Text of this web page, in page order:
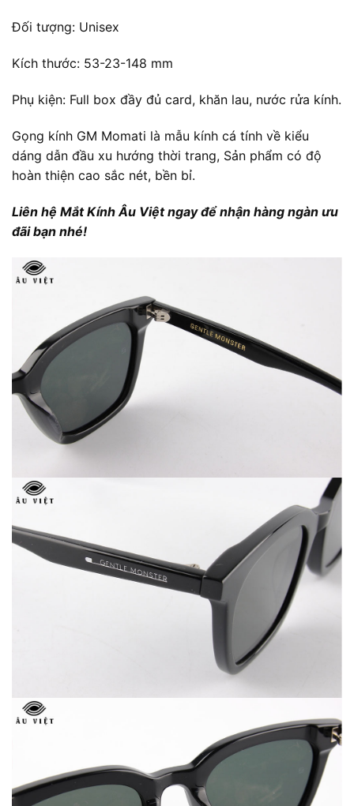
Đối tượng: Unisex
Kích thước: 53-23-148 mm
Phụ kiện: Full box đầy đủ card, khăn lau, nước rửa kính.
Gọng kính GM Momati là mẫu kính cá tính về kiểu
dáng dẫn đầu xu hướng thời trang, Sản phẩm có độ
hoàn thiện cao sắc nét, bền bỉ.
Liên hệ Mắt Kính Âu Việt ngay để nhận hàng ngàn ưu
đãi bạn nhé!